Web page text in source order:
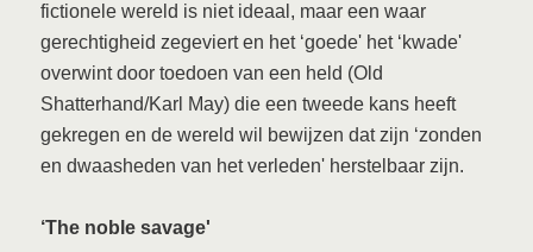
fictionele wereld is niet ideaal, maar een waar
gerechtigheid zegeviert en het ‘goede' het ‘kwade'
overwint door toedoen van een held (Old
Shatterhand/Karl May) die een tweede kans heeft
gekregen en de wereld wil bewijzen dat zijn ‘zonden
en dwaasheden van het verleden' herstelbaar zijn.
‘The noble savage'